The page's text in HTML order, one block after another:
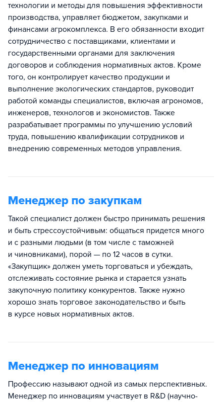
технологии и методы для повышения эффективности
производства, управляет бюджетом, закупками и
финансами агрокомплекса. В его обязанности входит
сотрудничество с поставщиками, клиентами и
государственными органами для заключения
договоров и соблюдения нормативных актов. Кроме
того, он контролирует качество продукции и
выполнение экологических стандартов, руководит
работой команды специалистов, включая агрономов,
инженеров, технологов и экономистов. Также
разрабатывает программы по улучшению условий
труда, повышению квалификации сотрудников и
внедрению современных методов управления.
Менеджер по закупкам
Такой специалист должен быстро принимать решения
и быть стрессоустойчивым: общаться придется много
и с разными людьми (в том числе с таможней
и чиновниками), порой — по 12 часов в сутки.
«Закупщик» должен уметь торговаться и убеждать,
отслеживать состояние рынка и старается узнать
закупочную политику конкурентов. Также нужно
хорошо знать торговое законодательство и быть
в курсе новых нормативных актов.
Менеджер по инновациям
Профессию называют одной из самых перспективных.
Менеджер по инновациям участвует в R&D (научно-